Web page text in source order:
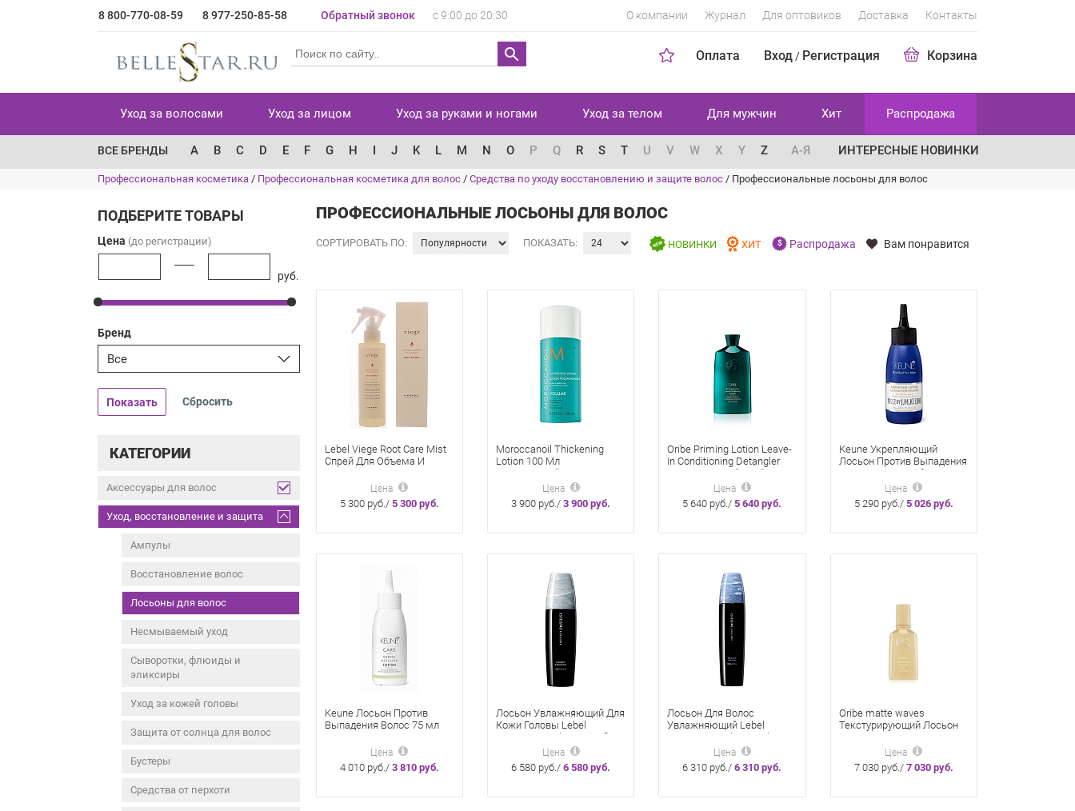
8 800-770-08-59 8 977-250-85-58 Обратный звонок с 9:00 до 20:30 О компании Журнал Для оптовиков Доставка Контакты
Оплата Вход / Регистрация Корзина
Уход за волосами Уход за лицом Уход за руками и ногами Уход за телом Для мужчин Хит Распродажа
ВСЕ БРЕНДЫ A B C D E F G H I J K L M N O P Q R S T U V W X Y Z А-Я ИНТЕРЕСНЫЕ НОВИНКИ
Профессиональная косметика / Профессиональная косметика для волос / Средства по уходу восстановлению и защите волос / Профессиональные лосьоны для волос
ПОДБЕРИТЕ ТОВАРЫ
Цена (до регистрации)
руб.
Бренд
Все
Показать
КАТЕГОРИИ
Аксессуары для волос
Уход, восстановление и защита
Ампулы
Восстановление волос
Лосьоны для волос
Несмываемый уход
Сыворотки, флюиды и
эликсиры
Уход за кожей головы
Защита от солнца для волос
Бустеры
Средства от перхоти
ПРОФЕССИОНАЛЬНЫЕ ЛОСЬОНЫ ДЛЯ ВОЛОС
СОРТИРОВАТЬ ПО: ПОКАЗАТЬ: НОВИНКИ ХИТ Распродажа Вам понравится
Lebel Viege Root Care Mist
Спрей Для Объема И
Цена
5 300 руб./ 5 300 руб.
Moroccanoil Thickening
Lotion 100 Мл
Утолщающий Лосьон
Цена
3 900 руб./3 900 руб.
Oribe Priming Lotion Leave-
In Conditioning Detangler
Несмываемый праймер
для увлажнения и
распутывания волос 250
Цена
5 640 руб./5 640 руб.
Keune Укрепляющий
Лосьон Против Выпадения
Волос 75 мл Fortifying
Цена
5 290 руб./ 5 026 руб.
Keune Лосьон Против
Выпадения Волос 75 мл
Цена
4 010 руб./ 3 810 руб.
Лосьон Увлажняющий Для
Кожи Головы Lebel
Estessimo Celcert Comfi
Essence 120Мл
Цена
6 580 руб./6 580 руб.
Лосьон Для Волос
Увлажняющий Lebel
Estessimo Celcert Meline
Water 150Мл
Цена
6 310 руб./6 310 руб.
Oribe matte waves
Текстурирующий Лосьон
Локонов 100 Мл
Цена
7 030 руб./ 7 030 руб.